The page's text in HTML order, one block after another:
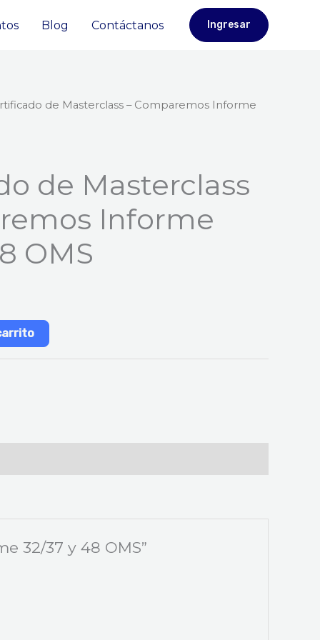
Blog Contáctanos Ingresar
de Masterclass – Comparemos Informe
de Masterclass
Informe
OMS
32/37 y 48 OMS”